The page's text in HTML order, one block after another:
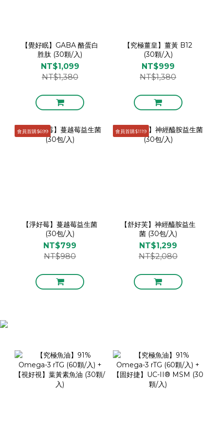
【覺好眠】GABA 酪蛋白
胜肽 (30顆/入)
NT$1,099
NT$1,380
【究極薑皇】薑黃 B12
(30顆/入)
NT$999
NT$1,380
會員首購$699
【淨好莓】蔓越莓益生菌
(30包/入)
NT$799
NT$980
會員首購$1119
【舒好芙】神經醯胺益生
菌 (30包/入)
NT$1,299
NT$2,080